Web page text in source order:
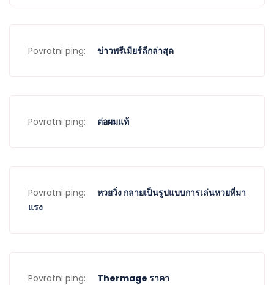
Povratni ping: ข่าวพรีเมียร์ลีกล่าสุด
Povratni ping: ต่อผมแท้
Povratni ping:
หวยวิ่ง กลายเป็นรูปแบบการเล่นหวยที่มา
แรง
Povratni ping: Thermage ราคา